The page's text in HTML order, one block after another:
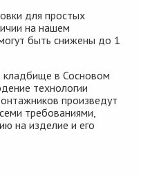
для простых
на нашем
быть снижены до 1
кладбище в Сосновом
технологии
произведут
требованиями,
на изделие и его